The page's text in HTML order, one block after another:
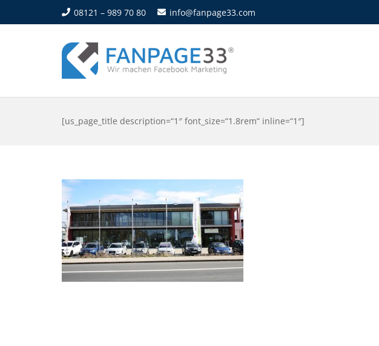
08121 – 989 70 80 info@fanpage33.com
[us_page_title description=“1″ font_size=“1.8rem“ inline=“1″]